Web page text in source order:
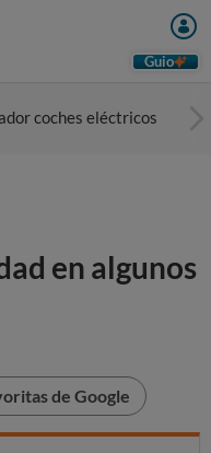
Guio
coches eléctricos
en algunos
de Google